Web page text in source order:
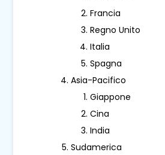
Francia
Regno Unito
Italia
Spagna
Asia-Pacifico
Giappone
Cina
India
Sudamerica